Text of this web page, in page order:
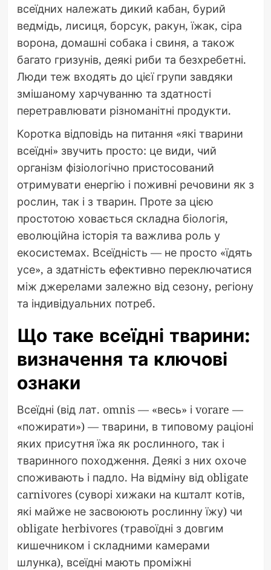
всеїдних належать дикий кабан, бурий
ведмідь, лисиця, борсук, ракун, їжак, сіра
ворона, домашні собака і свиня, а також
багато гризунів, деякі риби та безхребетні.
Люди теж входять до цієї групи завдяки
змішаному харчуванню та здатності
перетравлювати різноманітні продукти.
Коротка відповідь на питання «які тварини
всеїдні» звучить просто: це види, чий
організм фізіологічно пристосований
отримувати енергію і поживні речовини як з
рослин, так і з тварин. Проте за цією
простотою ховається складна біологія,
еволюційна історія та важлива роль у
екосистемах. Всеїдність — не просто «їдять
усе», а здатність ефективно переключатися
між джерелами залежно від сезону, регіону
та індивідуальних потреб.
Що таке всеїдні тварини:
визначення та ключові
ознаки
Всеїдні (від лат. omnis — «весь» і vorare —
«пожирати») — тварини, в типовому раціоні
яких присутня їжа як рослинного, так і
тваринного походження. Деякі з них охоче
споживають і падло. На відміну від obligate
carnivores (суворі хижаки на кшталт котів,
які майже не засвоюють рослинну їжу) чи
obligate herbivores (травоїдні з довгим
кишечником і складними камерами
шлунка), всеїдні мають проміжні